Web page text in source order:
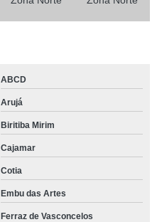
ABCD
Arujá
Biritiba Mirim
Cajamar
Cotia
Embu das Artes
Ferraz de Vasconcelos